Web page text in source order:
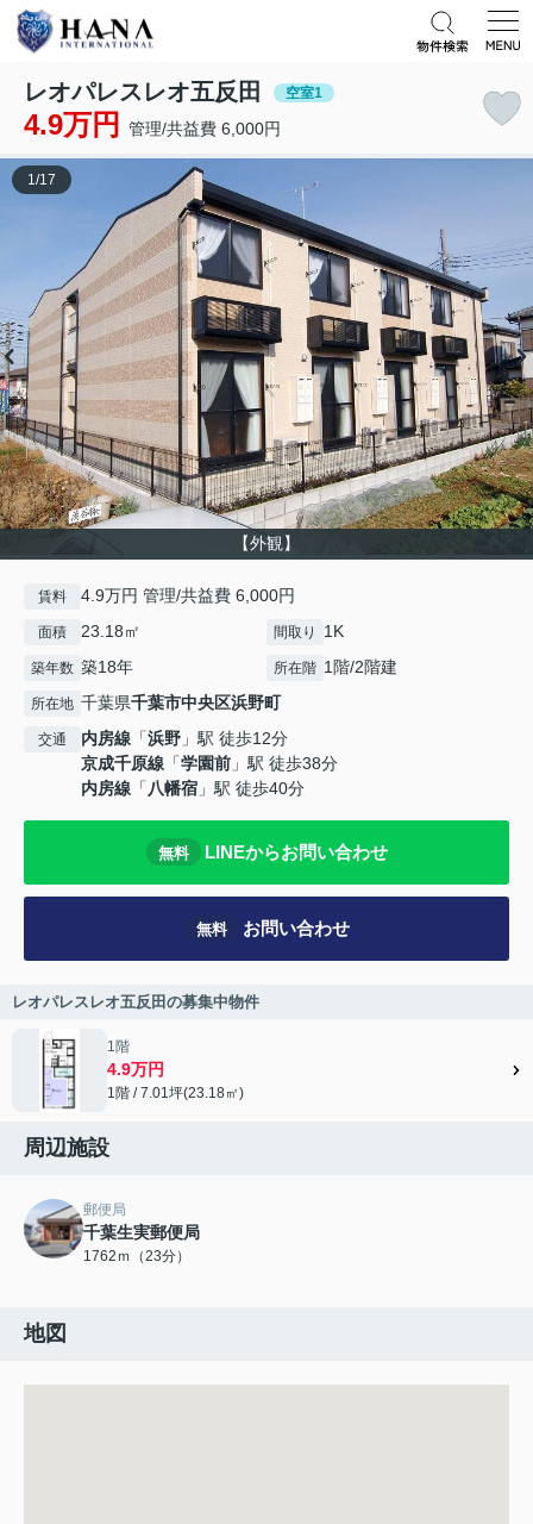
レオパレスレオ五反田 空室1
4.9万円 管理/共益費 6,000円
【外観】
1/17
賃料 4.9万円 管理/共益費 6,000円
面積 23.18㎡ 間取り 1K
築年数 築18年 所在階 1階/2階建
所在地 千葉県千葉市中央区浜野町
交通 内房線 「浜野 」駅 徒歩12分
京成千原線 「学園前 」駅 徒歩38分
内房線 「 八幡宿 」駅 徒歩40分
無料 LINEからお問い合わせ
無料 お問い合わせ
レオパレスレオ五反田の募集中物件
1階
4.9万円
1階 / 7.01坪(23.18㎡)
周辺施設
郵便局
千葉生実郵便局
1762ｍ（23分）
地図